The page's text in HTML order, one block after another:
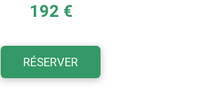
192 €
RÉSERVER